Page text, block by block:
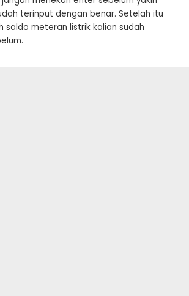
terinput dengan benar. Setelah itu
saldo meteran listrik kalian sudah